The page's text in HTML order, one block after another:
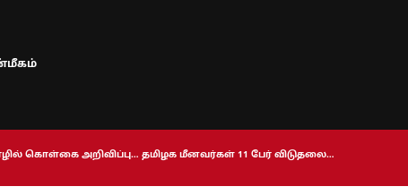
கொள்கை அறிவிப்பு… தமிழக மீனவர்கள் 11 பேர் விடுதலை…